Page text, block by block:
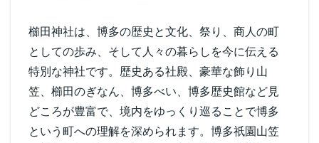
櫛田神社は、博多の歴史と文化、祭り、商人の町
としての歩み、そして人々の暮らしを今に伝える
特別な神社です。歴史ある社殿、豪華な飾り山
笠、櫛田のぎなん、博多べい、博多歴史館など見
どころが豊富で、境内をゆっくり巡ることで博多
という町への理解を深められます。博多祇園山笠